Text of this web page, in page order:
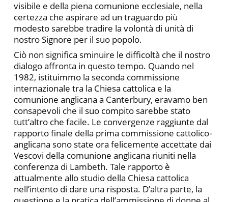
visibile e della piena comunione ecclesiale, nella
certezza che aspirare ad un traguardo più
modesto sarebbe tradire la volontà di unità di
nostro Signore per il suo popolo.
Ciò non significa sminuire le difficoltà che il nostro
dialogo affronta in questo tempo. Quando nel
1982, istituimmo la seconda commissione
internazionale tra la Chiesa cattolica e la
comunione anglicana a Canterbury, eravamo ben
consapevoli che il suo compito sarebbe stato
tutt’altro che facile. Le convergenze raggiunte dal
rapporto finale della prima commissione cattolico-
anglicana sono state ora felicemente accettate dai
Vescovi della comunione anglicana riuniti nella
conferenza di Lambeth. Tale rapporto è
attualmente allo studio della Chiesa cattolica
nell’intento di dare una risposta. D’altra parte, la